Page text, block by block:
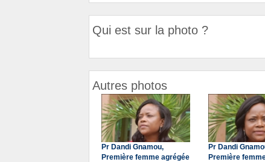
Qui est sur la photo ?
Autres photos
Pr Dandi Gnamou,
Première femme agrégée
Pr Dandi
Première